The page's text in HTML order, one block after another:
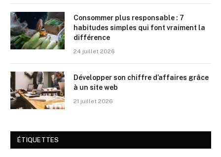
Consommer plus responsable : 7
habitudes simples qui font vraiment la
différence
24 juillet 2026
Développer son chiffre d’affaires grâce
à un site web
21 juillet 2026
ÉTIQUETTES